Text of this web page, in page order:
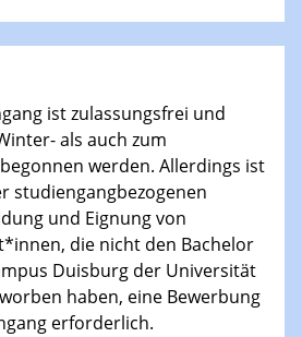
ist zulassungsfrei und
als auch zum
werden. Allerdings ist
studiengangbezogenen
und Eignung von
die nicht den Bachelor
Duisburg der Universität
haben, eine Bewerbung
erforderlich.